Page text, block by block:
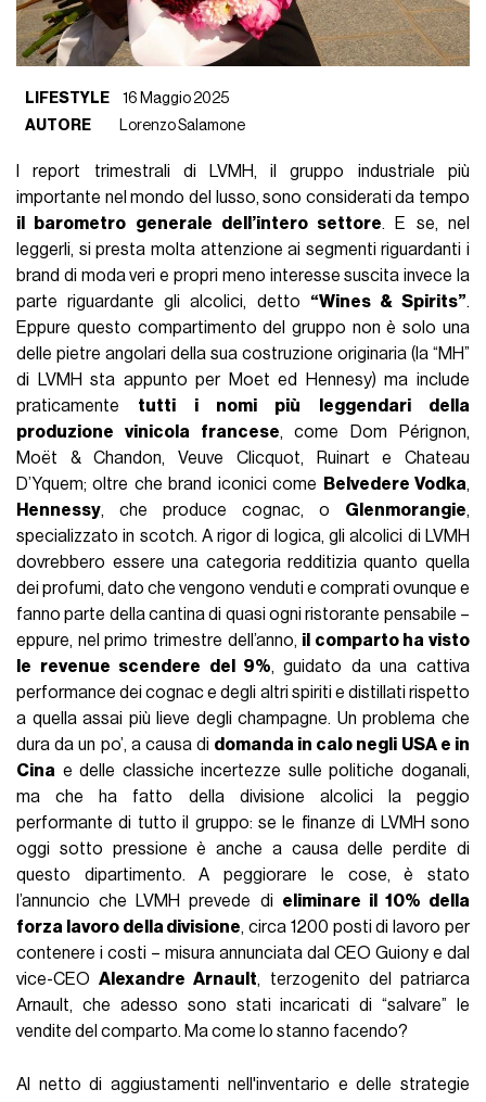
LIFESTYLE
16 Maggio 2025
AUTORE
Lorenzo Salamone
I report trimestrali di LVMH, il gruppo industriale più
importante nel mondo del lusso, sono considerati da tempo
il barometro generale dell’intero settore. E se, nel
leggerli, si presta molta attenzione ai segmenti riguardanti i
brand di moda veri e propri meno interesse suscita invece la
parte riguardante gli alcolici, detto “Wines & Spirits”.
Eppure questo compartimento del gruppo non è solo una
delle pietre angolari della sua costruzione originaria (la “MH”
di LVMH sta appunto per Moet ed Hennesy) ma include
praticamente tutti i nomi più leggendari della
produzione vinicola francese, come Dom Pérignon,
Moët & Chandon, Veuve Clicquot, Ruinart e Chateau
D’Yquem; oltre che brand iconici come
Belvedere Vodka,
Hennessy, che produce cognac, o Glenmorangie,
specializzato in scotch. A rigor di logica, gli alcolici di LVMH
dovrebbero essere una categoria redditizia quanto quella
dei profumi, dato che vengono venduti e comprati ovunque e
fanno parte della cantina di quasi ogni ristorante pensabile –
eppure, nel primo trimestre dell’anno, il comparto ha visto
le revenue scendere del 9%, guidato da una cattiva
performance dei cognac e degli altri spiriti e distillati rispetto
a quella assai più lieve degli champagne. Un problema che
dura da un po’, a causa di domanda in calo negli USA e in
Cina e delle classiche incertezze sulle politiche doganali,
ma che ha fatto della divisione alcolici la peggio
performante di tutto il gruppo: se le finanze di LVMH sono
oggi sotto pressione è anche a causa delle perdite di
questo dipartimento. A peggiorare le cose, è stato
l’annuncio che LVMH prevede di eliminare il 10% della
forza lavoro della divisione, circa 1200 posti di lavoro per
contenere i costi – misura annunciata dal CEO Guiony e dal
vice-CEOAlexandre Arnault, terzogenito del patriarca
Arnault, che adesso sono stati incaricati di “salvare” le
vendite del comparto. Ma come lo stanno facendo?
Al netto di aggiustamenti nell'inventario e delle strategie